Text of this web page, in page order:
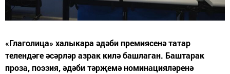
«Глаголица» халыкара әдәби премиясенә татар
телендәге әсәрләр азрак килә башлаган. Баштарак
проза, поэзия, әдәби тәрҗемә номинацияләренә